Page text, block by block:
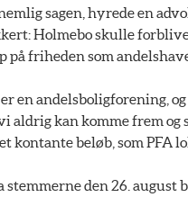
sagen, hyrede en
Holmebo skulle
friheden som
en andelsboligforening,
kan komme frem og
kontante beløb, som PFA
stemmerne den 26.